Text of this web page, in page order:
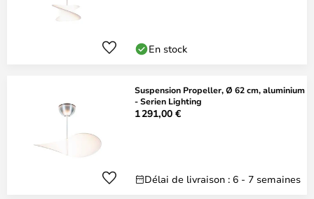
En stock
Suspension Propeller, Ø 62 cm, aluminium
- Serien Lighting
1 291,00 €
Délai de livraison : 6 - 7 semaines